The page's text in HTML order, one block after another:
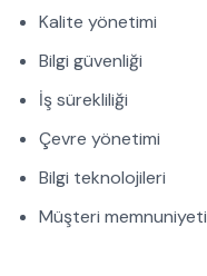
Kalite yönetimi
Bilgi güvenliği
İş sürekliliği
Çevre yönetimi
Bilgi teknolojileri
Müşteri memnuniyeti